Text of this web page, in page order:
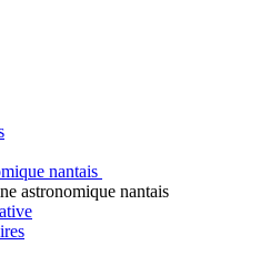
nantais
astronomique nantais